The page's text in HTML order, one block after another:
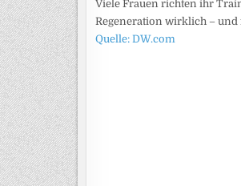
Viele Frauen richten ihr
Regeneration wirklich –
Quelle: DW.com